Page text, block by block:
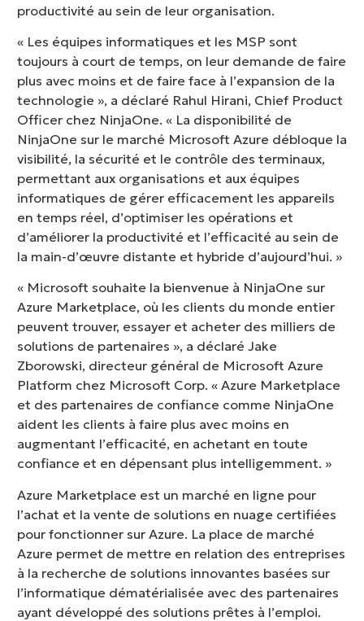
productivité au sein de leur organisation.
« Les équipes informatiques et les MSP sont
toujours à court de temps, on leur demande de faire
plus avec moins et de faire face à l’expansion de la
technologie », a déclaré Rahul Hirani, Chief Product
Officer chez NinjaOne. « La disponibilité de
NinjaOne sur le marché Microsoft Azure débloque la
visibilité, la sécurité et le contrôle des terminaux,
permettant aux organisations et aux équipes
informatiques de gérer efficacement les appareils
en temps réel, d’optimiser les opérations et
d’améliorer la productivité et l’efficacité au sein de
la main-d’œuvre distante et hybride d’aujourd’hui. »
« Microsoft souhaite la bienvenue à NinjaOne sur
Azure Marketplace, où les clients du monde entier
peuvent trouver, essayer et acheter des milliers de
solutions de partenaires », a déclaré Jake
Zborowski, directeur général de Microsoft Azure
Platform chez Microsoft Corp. « Azure Marketplace
et des partenaires de confiance comme NinjaOne
aident les clients à faire plus avec moins en
augmentant l’efficacité, en achetant en toute
confiance et en dépensant plus intelligemment. »
Azure Marketplace est un marché en ligne pour
l’achat et la vente de solutions en nuage certifiées
pour fonctionner sur Azure. La place de marché
Azure permet de mettre en relation des entreprises
à la recherche de solutions innovantes basées sur
l’informatique dématérialisée avec des partenaires
ayant développé des solutions prêtes à l’emploi.